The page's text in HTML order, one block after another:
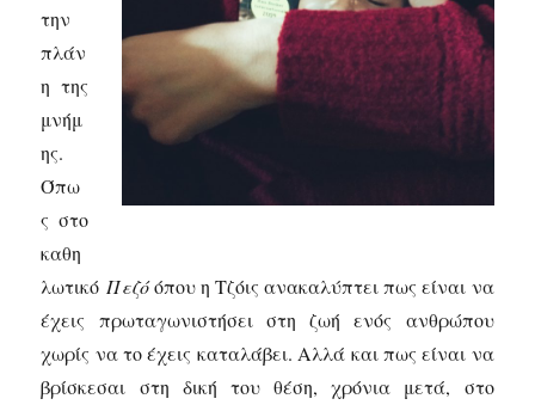
την
πλάν
η της
μνήμ
ης.
Όπω
ς στο
καθη
λωτικό Πεζόόπου η Τζόις ανακαλύπτει πως είναι να
έχεις πρωταγωνιστήσει στη ζωή ενός ανθρώπου
χωρίς να το έχεις καταλάβει. Αλλά και πως είναι να
βρίσκεσαι στη δική του θέση, χρόνια μετά, στο